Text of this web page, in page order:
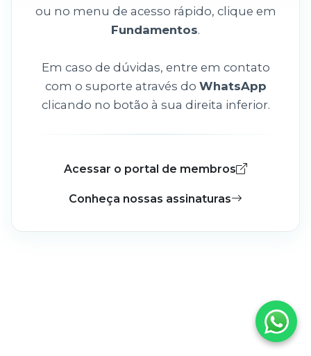
ou no menu de acesso rápido, clique em
Fundamentos.
Em caso de dúvidas, entre em contato
com o suporte através do WhatsApp
clicando no botão à sua direita inferior.
Acessar o portal de membros
Conheça nossas assinaturas